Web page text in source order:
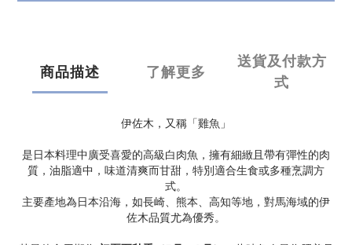
商品描述 了解更多
送貨及付款方
式
伊佐木，又稱「雞魚」
是日本料理中廣受喜愛的高級白肉魚，擁有細緻且帶有彈性的肉
質，油脂適中，味道清爽而甘甜，特別適合生食或多種烹調方
式。
主要產地為日本沿海，如長崎、熊本、高知等地，對馬海域的伊
佐木品質尤為優秀。